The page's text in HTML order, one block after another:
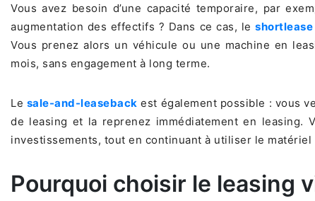
Vous avez besoin d’une capacité temporaire, par
augmentation des effectifs ? Dans ce cas, leshortlease
Vous prenez alors un véhicule ou une machine en
mois, sans engagement à long terme.
Le sale-and-leaseback est également possible : vous
de leasing et la reprenez immédiatement en leasing.
investissements, tout en continuant à utiliser le matériel
Pourquoi choisir le leasing